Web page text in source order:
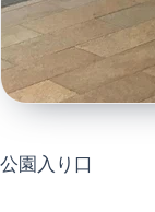
公園入り口